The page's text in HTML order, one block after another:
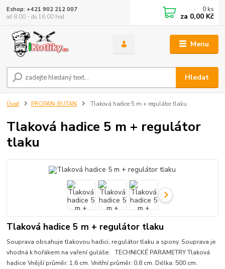
Menu
Hledat
Eshop: +421 902 212 007
od 8:00 - do 16:00 hod
0 ks
za 0,00 Kč
Úvod PROPAN-BUTAN Tlaková hadice 5 m + regulátor tlaku
Tlaková hadice 5 m + regulátor
tlaku
Tlaková hadice 5 m + regulátor tlaku
Souprava obsahuje tlakovou hadici, regulátor tlaku a spony. Souprava je
vhodná k hořákem na vaření guláše. TECHNICKÉ PARAMETRY Tlaková
hadice Vnější průměr: 1,6 cm. Vnitřní průměr: 0,8 cm. Délka: 500 cm.